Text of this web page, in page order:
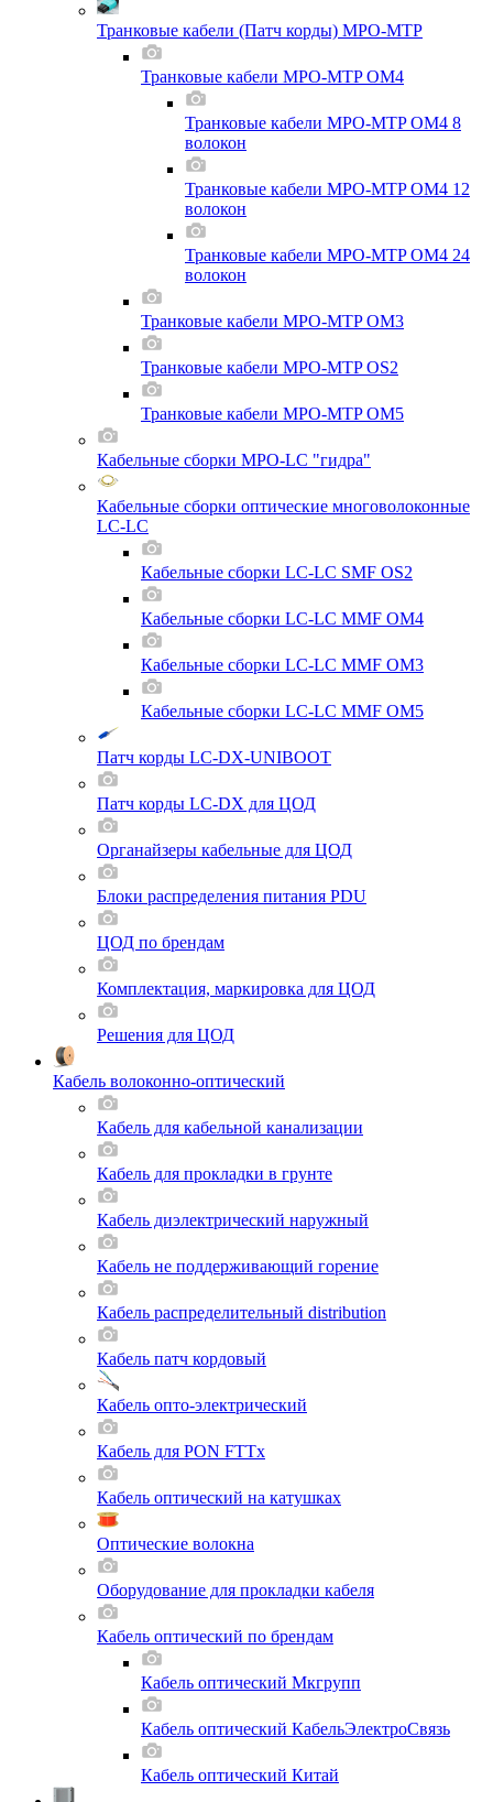
Транковые кабели (Патч корды) MPO-MTP
Транковые кабели MPO-MTP OM4
Транковые кабели MPO-MTP OM4 8
волокон
Транковые кабели MPO-MTP OM4 12
волокон
Транковые кабели MPO-MTP OM4 24
волокон
Транковые кабели MPO-MTP OM3
Транковые кабели MPO-MTP OS2
Транковые кабели MPO-MTP OM5
Кабельные сборки MPO-LC "гидра"
Кабельные сборки оптические многоволоконные
LC-LC
Кабельные сборки LC-LC SMF OS2
Кабельные сборки LC-LC MMF OM4
Кабельные сборки LC-LC MMF OM3
Кабельные сборки LC-LC MMF OM5
Патч корды LC-DX-UNIBOOT
Патч корды LC-DX для ЦОД
Органайзеры кабельные для ЦОД
Блоки распределения питания PDU
ЦОД по брендам
Комплектация, маркировка для ЦОД
Решения для ЦОД
Кабель волоконно-оптический
Кабель для кабельной канализации
Кабель для прокладки в грунте
Кабель диэлектрический наружный
Кабель не поддерживающий горение
Кабель распределительный distribution
Кабель патч кордовый
Кабель опто-электрический
Кабель для PON FTTx
Кабель оптический на катушках
Оптические волокна
Оборудование для прокладки кабеля
Кабель оптический по брендам
Кабель оптический Мкгрупп
Кабель оптический КабельЭлектроСвязь
Кабель оптический Китай